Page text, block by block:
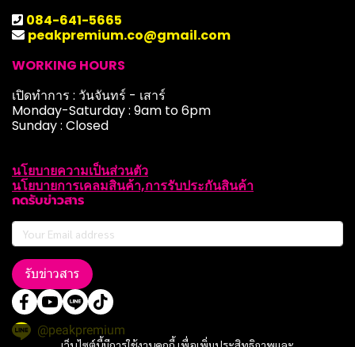
084-641-5665
peakpremium.co@gmail.com
WORKING HOURS
เปิดทำการ : วันจันทร์ - เสาร์
Monday-Saturday : 9am to 6pm
Sunday : Closed
นโยบายความเป็นส่วนตัว
นโยบายการเคลมสินค้า,การรับประกันสินค้า
กดรับข่าวสาร
รับข่าวสาร
@peakpremium